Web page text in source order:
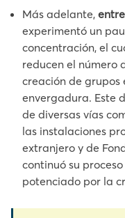
Más adelante,
experimentó un
concentración, el
reducen el número
creación de grupos
envergadura. Este
de diversas vías
las instalaciones
extranjero y de
continuó su
potenciado por la